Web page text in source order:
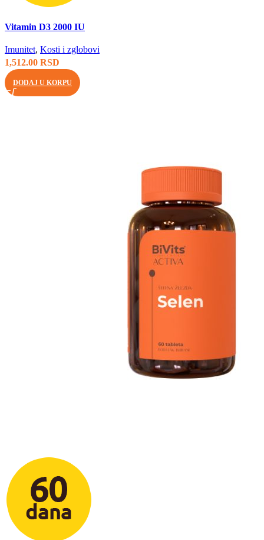
Vitamin D3 2000 IU
Imunitet, Kosti i zglobovi
1,512.00 RSD
DODAJ U KORPU